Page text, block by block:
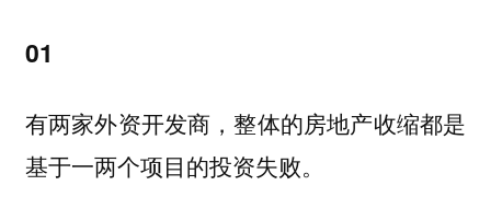
01
有两家外资开发商，整体的房地产收缩都是
基于一两个项目的投资失败。